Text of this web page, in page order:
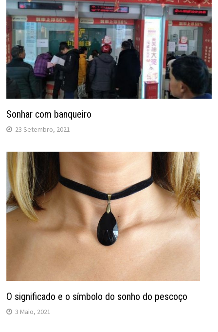
Sonhar com banqueiro
23 Setembro, 2021
O significado e o símbolo do sonho do pescoço
3 Maio, 2021